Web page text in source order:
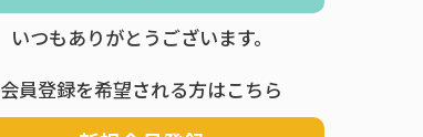
いつもありがとうございます。
会員登録を希望される方はこちら